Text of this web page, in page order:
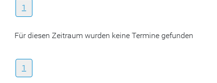
1
Für diesen Zeitraum wurden keine Termine gefunden
1